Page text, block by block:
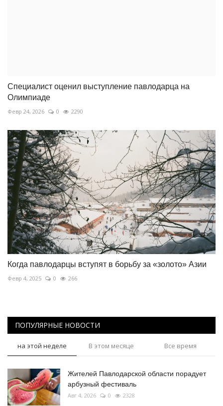
Специалист оценил выступление павлодарца на
Олимпиаде
Февр 24, 2026 0 2290
Когда павлодарцы вступят в борьбу за «золото» Азии
Февр 4, 2025 0 266
ПОПУЛЯРНЫЕ НОВОСТИ
на этой неделе В этом месяце Все время
Жителей Павлодарской области порадует
арбузный фестиваль
Авг 4, 2026 0 2328